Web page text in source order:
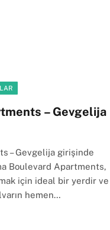
– Gevgelija
– Gevgelija girişinde
Boulevard Apartments,
için ideal bir yerdir ve
hemen…